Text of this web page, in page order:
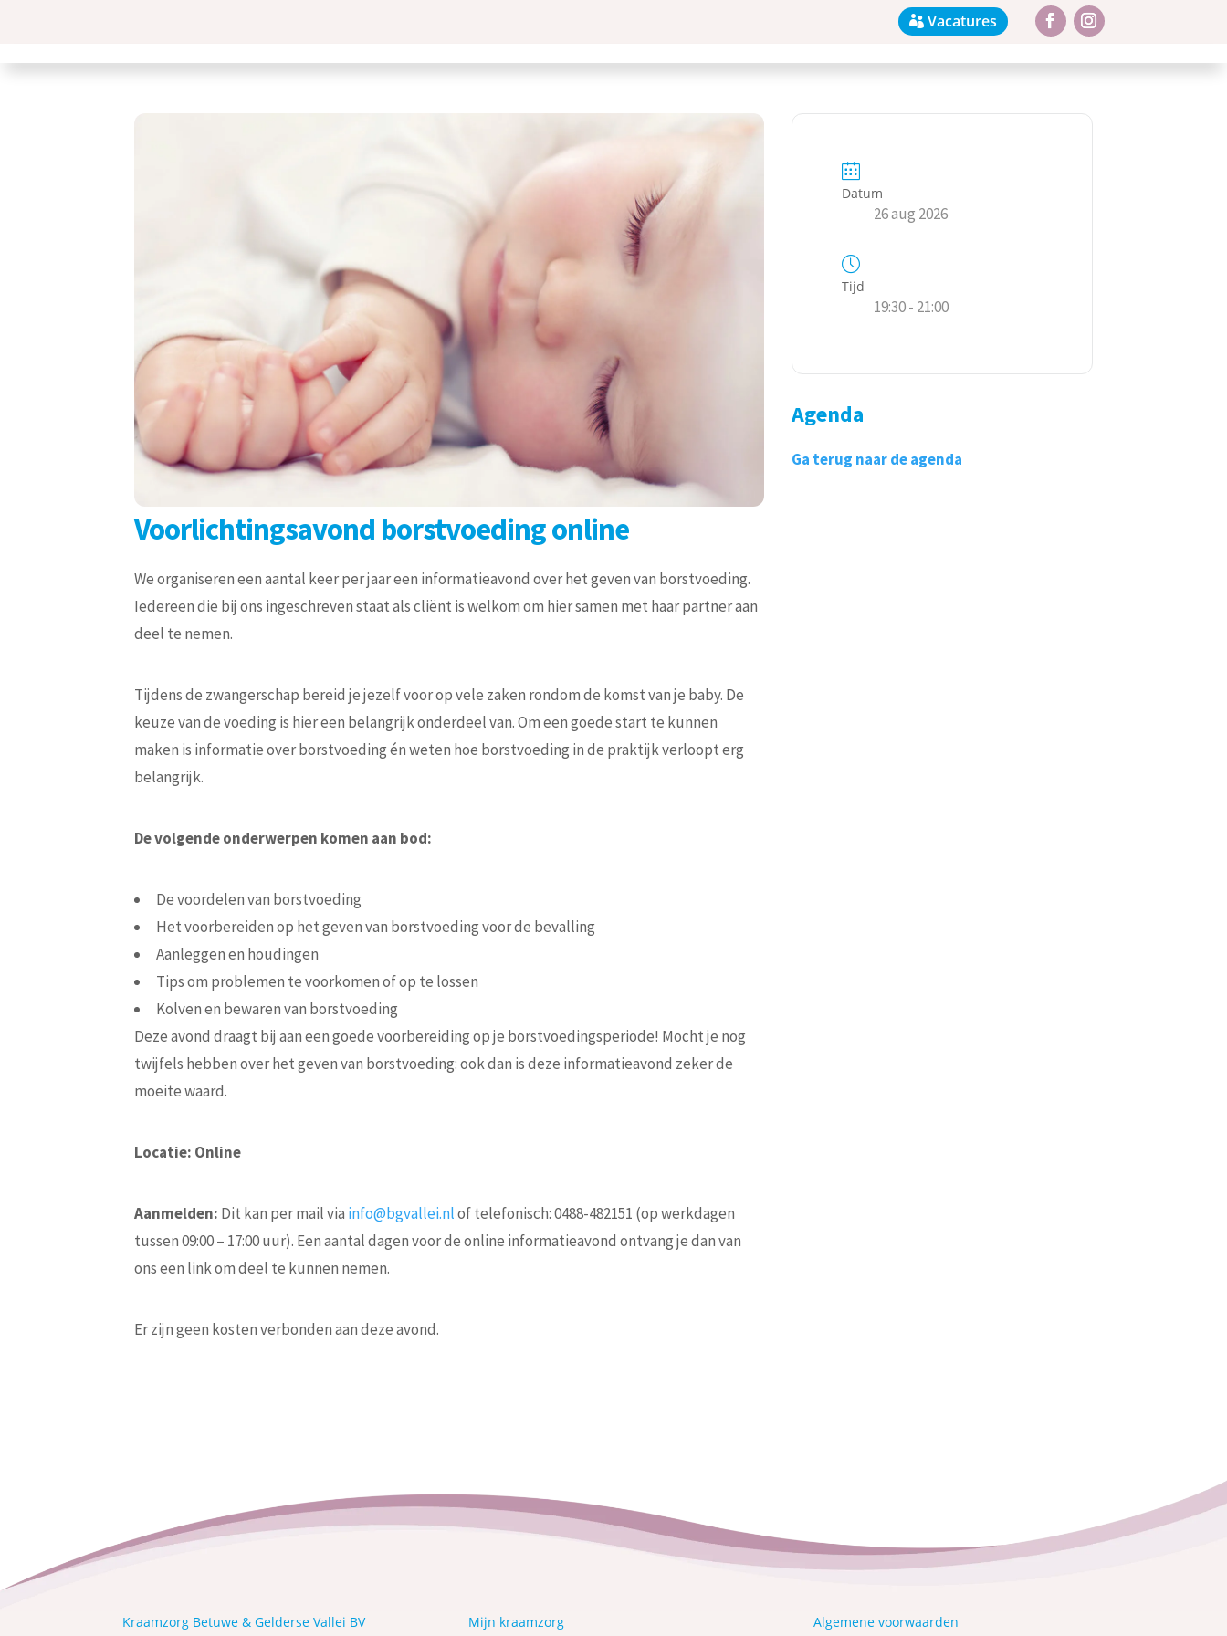
Vacatures
Voorlichtingsavond borstvoeding online
We organiseren een aantal keer per jaar een informatieavond over het geven van borstvoeding.
Iedereen die bij ons ingeschreven staat als cliënt is welkom om hier samen met haar partner aan
deel te nemen.
Tijdens de zwangerschap bereid je jezelf voor op vele zaken rondom de komst van je baby. De
keuze van de voeding is hier een belangrijk onderdeel van. Om een goede start te kunnen
maken is informatie over borstvoeding én weten hoe borstvoeding in de praktijk verloopt erg
belangrijk.
De volgende onderwerpen komen aan bod:
De voordelen van borstvoeding
Het voorbereiden op het geven van borstvoeding voor de bevalling
Aanleggen en houdingen
Tips om problemen te voorkomen of op te lossen
Kolven en bewaren van borstvoeding
Deze avond draagt bij aan een goede voorbereiding op je borstvoedingsperiode! Mocht je nog
twijfels hebben over het geven van borstvoeding: ook dan is deze informatieavond zeker de
moeite waard.
Locatie: Online
Aanmelden: Dit kan per mail via info@bgvallei.nlof telefonisch: 0488-482151 (op werkdagen
tussen 09:00 – 17:00 uur). Een aantal dagen voor de online informatieavond ontvang je dan van
ons een link om deel te kunnen nemen.
Er zijn geen kosten verbonden aan deze avond.
Datum
26 aug 2026
Tijd
19:30 - 21:00
Agenda
Ga terug naar de agenda
Kraamzorg Betuwe & Gelderse Vallei BV
Mijn kraamzorg
Algemene voorwaarden